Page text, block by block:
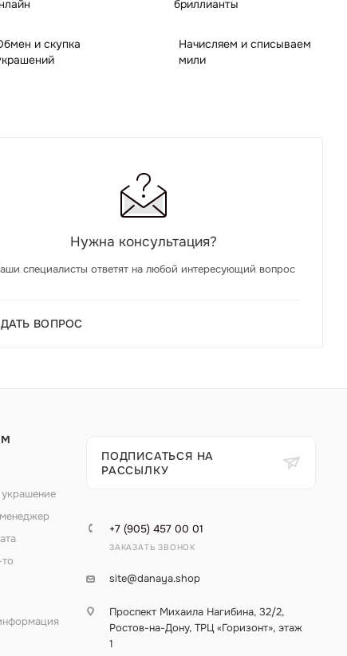
бриллианты
и скупка
Начисляем и списываем
мили
Нужна консультация?
специалисты ответят на любой интересующий вопрос
ВОПРОС
ПОДПИСАТЬСЯ НА
РАССЫЛКУ
+7 (905) 457 00 01
ЗАКАЗАТЬ ЗВОНОК
site@danaya.shop
Проспект Михаила Нагибина, 32/2,
Ростов-на-Дону, ТРЦ «Горизонт», этаж
1